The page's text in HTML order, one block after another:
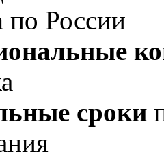
по России
сроки